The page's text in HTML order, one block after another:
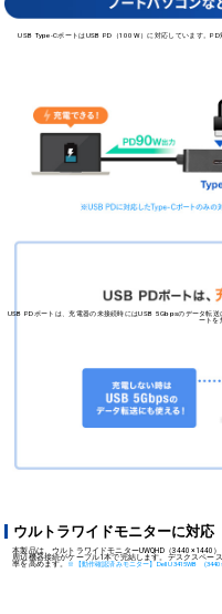
USB Aコネクタをもつメモリーやマウスなどの
SBメモリ、通信速度が